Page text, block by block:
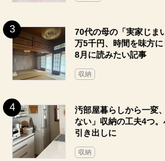
70代の母の「実家じま
万5千円、時間を味方
8月に読みたい記事
収納
汚部屋暮らしから一変
ない」収納の工夫4つ
引き出しに
収納